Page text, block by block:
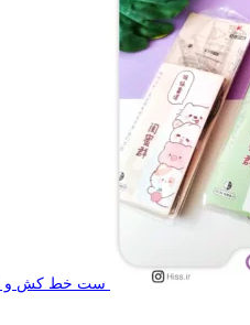
ست خط کش و